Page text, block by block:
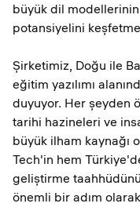
büyük dil
potansiyelini
Şirketimiz, Doğu ile
eğitim yazılımı
duyuyor. Her şeyden
tarihi hazineleri ve
büyük ilham kaynağı
Tech'in hem
geliştirme
önemli bir adım